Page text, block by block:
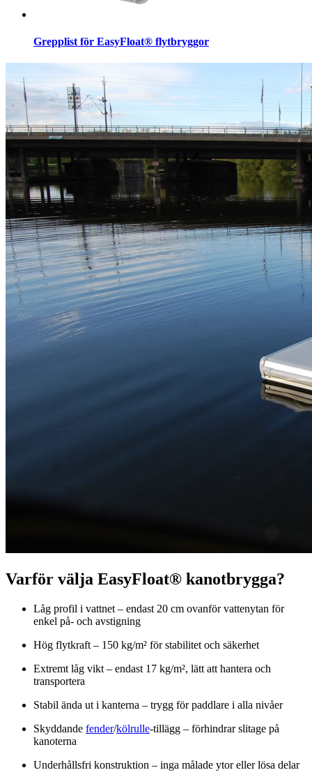
Grepplist för EasyFloat® flytbryggor
Varför välja EasyFloat® kanotbrygga?
Låg profil i vattnet – endast 20 cm ovanför vattenytan för
enkel på- och avstigning
Hög flytkraft – 150 kg/m² för stabilitet och säkerhet
Extremt låg vikt – endast 17 kg/m², lätt att hantera och
transportera
Stabil ända ut i kanterna – trygg för paddlare i alla nivåer
Skyddande fender/kölrulle-tillägg – förhindrar slitage på
kanoterna
Underhållsfri konstruktion – inga målade ytor eller lösa delar